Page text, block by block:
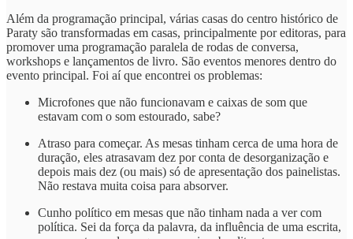
Além da programação principal, várias casas do centro histórico de
Paraty são transformadas em casas, principalmente por editoras, para
promover uma programação paralela de rodas de conversa,
workshops e lançamentos de livro. São eventos menores dentro do
evento principal. Foi aí que encontrei os problemas:
Microfones que não funcionavam e caixas de som que
estavam com o som estourado, sabe?
Atraso para começar. As mesas tinham cerca de uma hora de
duração, eles atrasavam dez por conta de desorganização e
depois mais dez (ou mais) só de apresentação dos painelistas.
Não restava muita coisa para absorver.
Cunho político em mesas que não tinham nada a ver com
política. Sei da força da palavra, da influência de uma escrita,